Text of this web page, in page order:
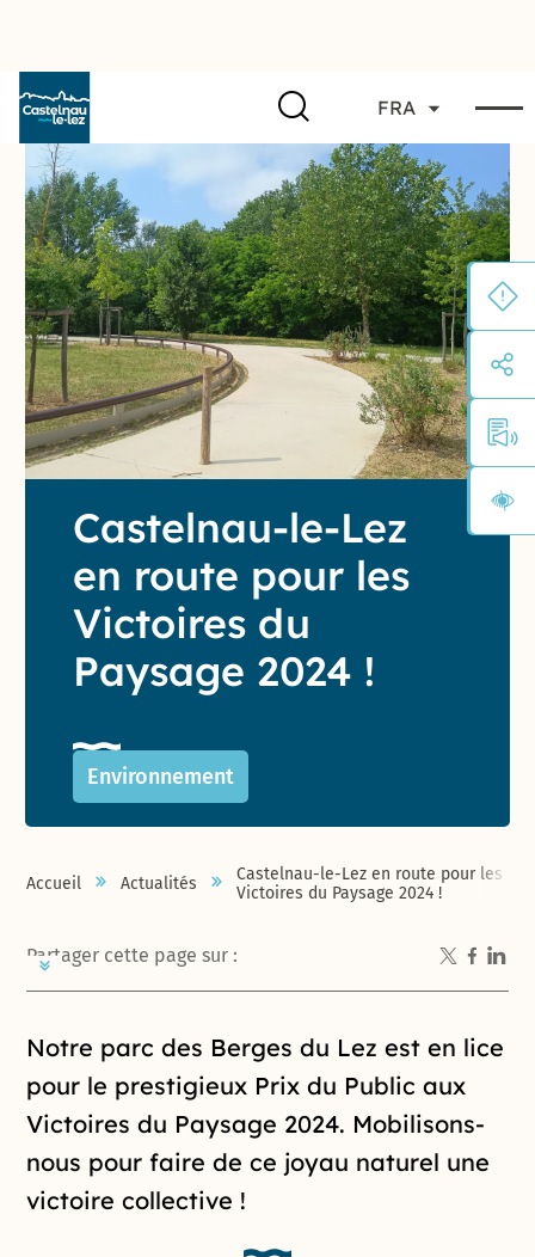
FRA
Castelnau-le-Lez
en route pour les
Victoires du
Paysage 2024 !
Environnement
Accueil Actualités
Castelnau-le-Lez en route pour les
Victoires du Paysage 2024 !
Partager cette page sur :
Introduction de la page
Notre parc des Berges du Lez est en lice
pour le prestigieux Prix du Public aux
Victoires du Paysage 2024. Mobilisons-
nous pour faire de ce joyau naturel une
victoire collective !